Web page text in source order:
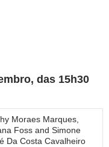
das 15h30
Moraes Marques,
Foss and Simone
Da Costa Cavalheiro